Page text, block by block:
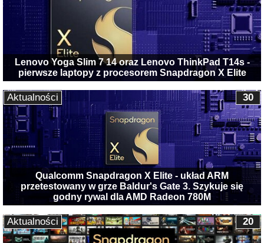
Lenovo Yoga Slim 7 14 oraz Lenovo ThinkPad T14s -
pierwsze laptopy z procesorem Snapdragon X Elite
Qualcomm Snapdragon X Elite - układ ARM
przetestowany w grze Baldur's Gate 3. Szykuje się
godny rywal dla AMD Radeon 780M
30
Aktualności
20
Aktualności